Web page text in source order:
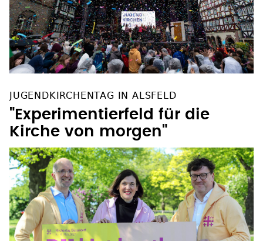
JUGENDKIRCHENTAG IN ALSFELD
"Experimentierfeld für die
Kirche von morgen"